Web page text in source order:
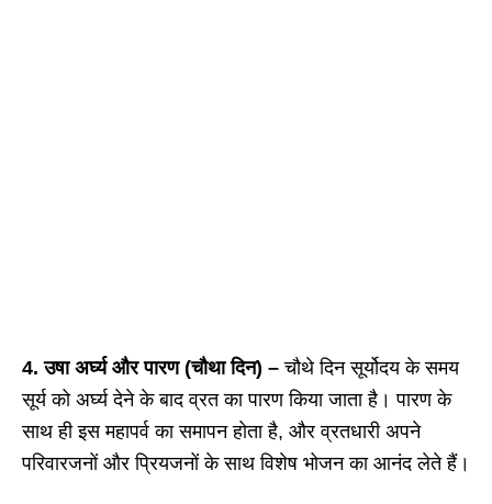
4. उषा अर्घ्य और पारण (चौथा दिन) – चौथे दिन सूर्योदय के समय
सूर्य को अर्घ्य देने के बाद व्रत का पारण किया जाता है। पारण के
साथ ही इस महापर्व का समापन होता है, और व्रतधारी अपने
परिवारजनों और प्रियजनों के साथ विशेष भोजन का आनंद लेते हैं।